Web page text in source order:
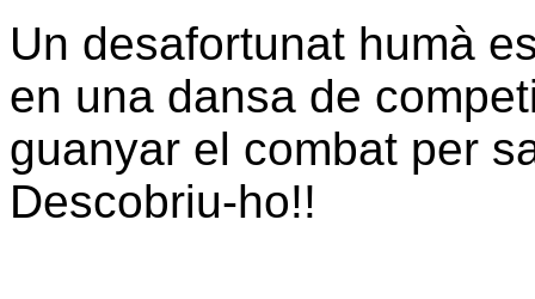
Un desafortunat humà
en una dansa de
guanyar el combat per
Descobriu-ho!!